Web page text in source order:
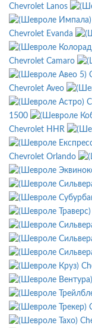
Chevrolet Lanos
Chevrolet Evanda
Chevrolet Camaro
Chevrolet Aveo
1500
Chevrolet HHR
Chevrolet Orlando